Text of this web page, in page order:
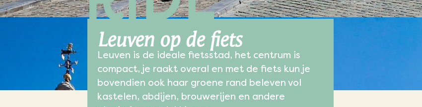
Leuven op de fiets
Leuven is de ideale fietsstad, het centrum is
compact, je raakt overal en met de fiets kun je
bovendien ook haar groene rand beleven vol
kastelen, abdijen, brouwerijen en andere